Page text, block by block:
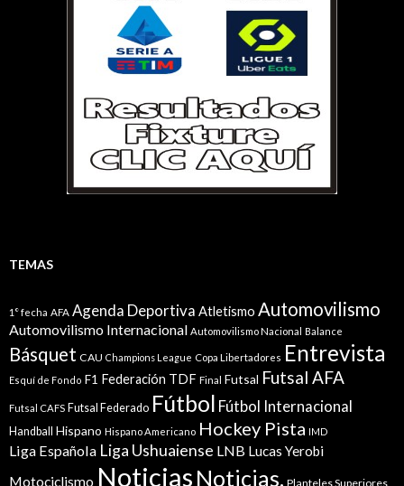
TEMAS
1° fecha AFA Agenda Deportiva Atletismo Automovilismo
Automovilismo Internacional Automovilismo Nacional Balance
Básquet CAU Champions League Copa Libertadores Entrevista
Esquí de Fondo F1 Federación TDF Final Futsal Futsal AFA
Futsal CAFS Futsal Federado Fútbol Fútbol Internacional
Handball Hispano Hispano Americano Hockey Pista IMD
Liga Española Liga Ushuaiense LNB Lucas Yerobi
Motociclismo Noticias Noticias. Planteles Superiores